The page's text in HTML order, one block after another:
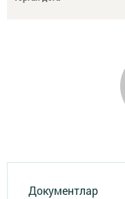
Документлар